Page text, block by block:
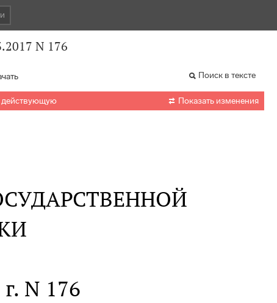
N 176
Поиск в тексте
действующую  Показать изменения
N 176